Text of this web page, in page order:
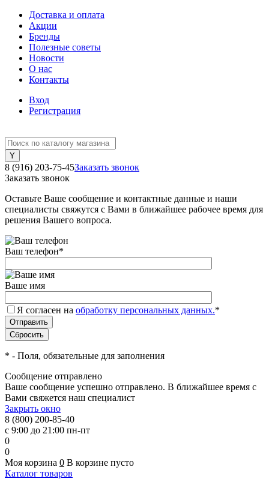
Доставка и оплата
Акции
Бренды
Полезные советы
Новости
О нас
Контакты
Вход
Регистрация
8 (916) 203-75-45Заказать звонок
Заказать звонок
Оставьте Ваше сообщение и контактные данные и наши
специалисты свяжутся с Вами в ближайшее рабочее время для
решения Вашего вопроса.
Ваш телефон*
Ваше имя
Я согласен на обработку персональных данных.*
* - Поля, обязательные для заполнения
Сообщение отправлено
Ваше сообщение успешно отправлено. В ближайшее время с
Вами свяжется наш специалист
Закрыть окно
8 (800) 200-85-40
с 9:00 до 21:00 пн-пт
0
0
Моя корзина 0 В корзине пусто
Каталог товаров